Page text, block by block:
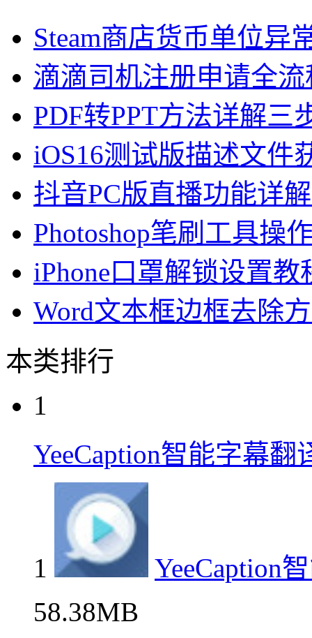
Steam商店货币单位异
滴滴司机注册申请全
PDF转PPT方法详解三
iOS16测试版描述文件
抖音PC版直播功能详
Photoshop笔刷工具操
iPhone口罩解锁设置教
Word文本框边框去除
本类排行
1
YeeCaption智能字幕翻
1
YeeCaption
58.38MB